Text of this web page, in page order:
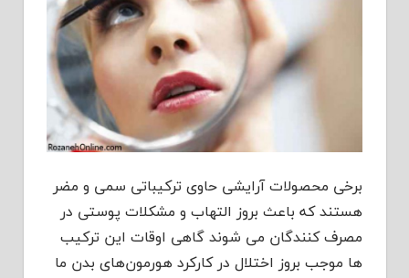
برخی محصولات آرایشی حاوی ترکیباتی سمی و مضر
هستند که باعث بروز التهاب و مشکلات پوستی در
مصرف کنندگان می شوند گاهی اوقات این ترکیب
ها موجب بروز اختلال در کارکرد هورمون‌های بدن ما